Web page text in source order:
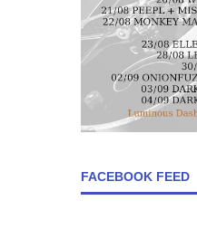
FACEBOOK FEED